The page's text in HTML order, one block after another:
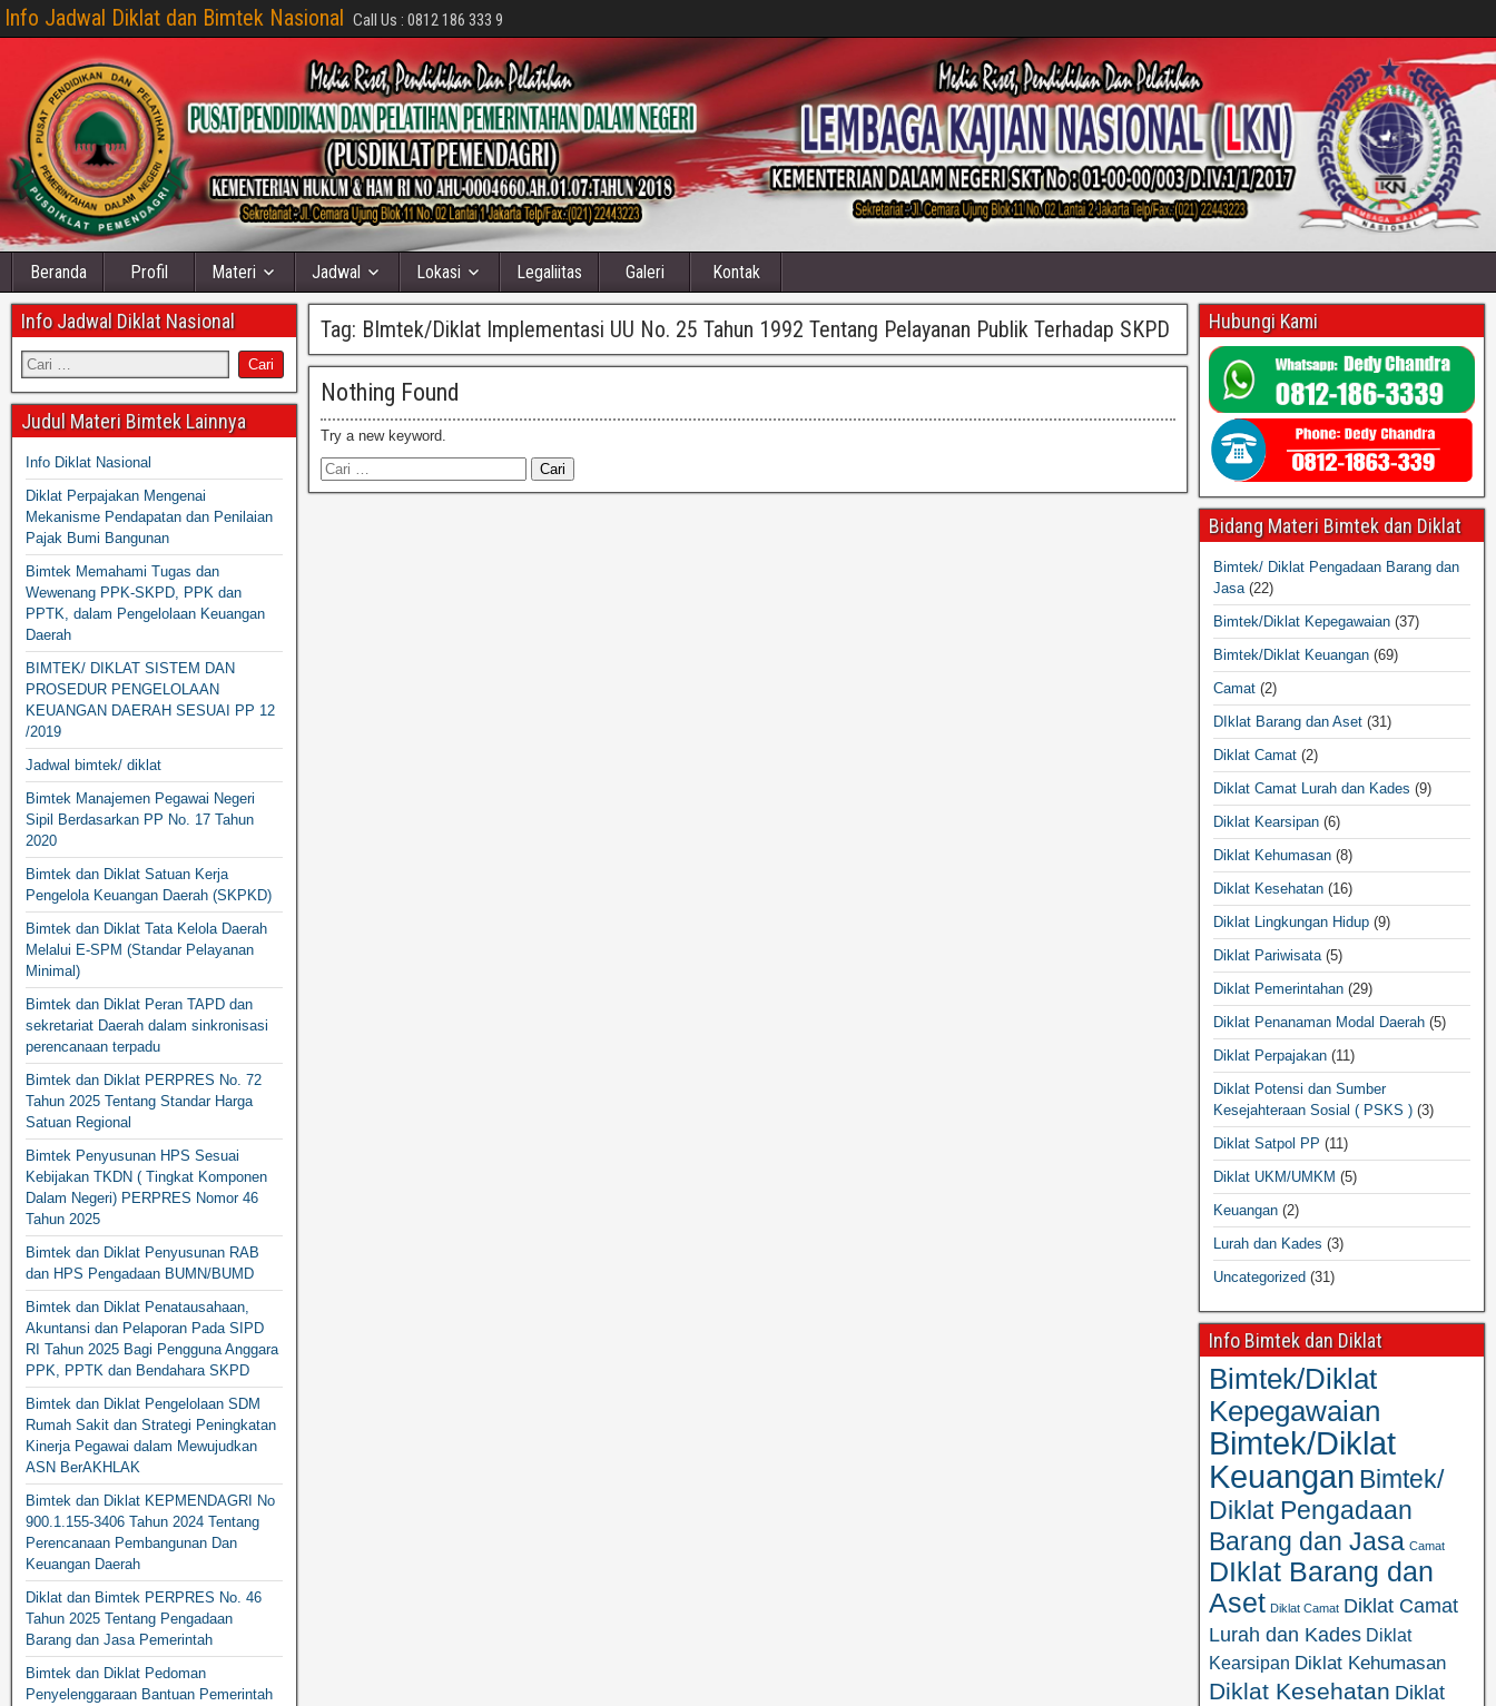
Info Jadwal Diklat dan Bimtek Nasional Call Us : 0812 186 333 9
Beranda Profil Materi Jadwal Lokasi Legaliitas Galeri Kontak
Tag: BImtek/Diklat Implementasi UU No. 25 Tahun 1992 Tentang Pelayanan Publik Terhadap SKPD
Nothing Found
Try a new keyword.
Info Jadwal Diklat Nasional
Judul Materi Bimtek Lainnya
Info Diklat Nasional
Diklat Perpajakan Mengenai
Mekanisme Pendapatan dan Penilaian
Pajak Bumi Bangunan
Bimtek Memahami Tugas dan
Wewenang PPK-SKPD, PPK dan
PPTK, dalam Pengelolaan Keuangan
Daerah
BIMTEK/ DIKLAT SISTEM DAN
PROSEDUR PENGELOLAAN
KEUANGAN DAERAH SESUAI PP 12
/2019
Jadwal bimtek/ diklat
Bimtek Manajemen Pegawai Negeri
Sipil Berdasarkan PP No. 17 Tahun
2020
Bimtek dan Diklat Satuan Kerja
Pengelola Keuangan Daerah (SKPKD)
Bimtek dan Diklat Tata Kelola Daerah
Melalui E-SPM (Standar Pelayanan
Minimal)
Bimtek dan Diklat Peran TAPD dan
sekretariat Daerah dalam sinkronisasi
perencanaan terpadu
Bimtek dan Diklat PERPRES No. 72
Tahun 2025 Tentang Standar Harga
Satuan Regional
Bimtek Penyusunan HPS Sesuai
Kebijakan TKDN ( Tingkat Komponen
Dalam Negeri) PERPRES Nomor 46
Tahun 2025
Bimtek dan Diklat Penyusunan RAB
dan HPS Pengadaan BUMN/BUMD
Bimtek dan Diklat Penatausahaan,
Akuntansi dan Pelaporan Pada SIPD
RI Tahun 2025 Bagi Pengguna Anggara
PPK, PPTK dan Bendahara SKPD
Bimtek dan Diklat Pengelolaan SDM
Rumah Sakit dan Strategi Peningkatan
Kinerja Pegawai dalam Mewujudkan
ASN BerAKHLAK
Bimtek dan Diklat KEPMENDAGRI No
900.1.155-3406 Tahun 2024 Tentang
Perencanaan Pembangunan Dan
Keuangan Daerah
Diklat dan Bimtek PERPRES No. 46
Tahun 2025 Tentang Pengadaan
Barang dan Jasa Pemerintah
Bimtek dan Diklat Pedoman
Penyelenggaraan Bantuan Pemerintah
Hubungi Kami
Bidang Materi Bimtek dan Diklat
Bimtek/ Diklat Pengadaan Barang dan
Jasa(22)
Bimtek/Diklat Kepegawaian (37)
Bimtek/Diklat Keuangan (69)
Camat (2)
DIklat Barang dan Aset (31)
Diklat Camat (2)
Diklat Camat Lurah dan Kades (9)
Diklat Kearsipan (6)
Diklat Kehumasan (8)
Diklat Kesehatan (16)
Diklat Lingkungan Hidup (9)
Diklat Pariwisata(5)
Diklat Pemerintahan (29)
Diklat Penanaman Modal Daerah (5)
Diklat Perpajakan (11)
Diklat Potensi dan Sumber
Kesejahteraan Sosial ( PSKS ) (3)
Diklat Satpol PP (11)
Diklat UKM/UMKM (5)
Keuangan (2)
Lurah dan Kades (3)
Uncategorized (31)
Info Bimtek dan Diklat
Bimtek/Diklat
Kepegawaian
Bimtek/Diklat
Keuangan Bimtek/
Diklat Pengadaan
Barang dan Jasa Camat
DIklat Barang dan
Aset Diklat Camat Diklat Camat
Lurah dan Kades Diklat
Kearsipan Diklat Kehumasan
Diklat Kesehatan Diklat